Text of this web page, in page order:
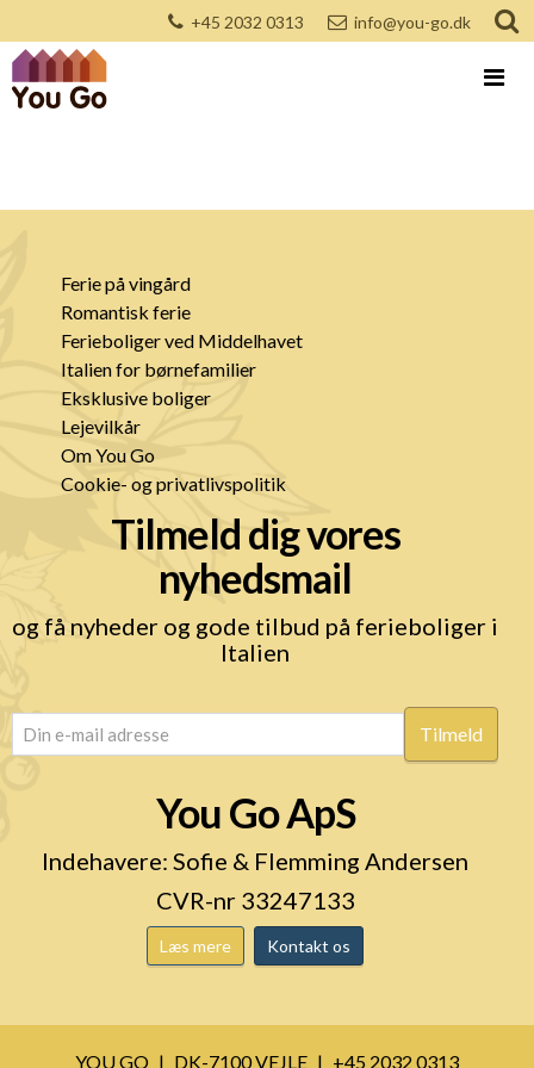
+45 2032 0313 info@you-go.dk
Ferie på vingård
Romantisk ferie
Ferieboliger ved Middelhavet
Italien for børnefamilier
Eksklusive boliger
Lejevilkår
Om You Go
Cookie- og privatlivspolitik
Tilmeld dig vores
nyhedsmail
og få nyheder og gode tilbud på ferieboliger i
Italien
(Påkrævet)
You Go ApS
Indehavere: Sofie & Flemming Andersen
CVR-nr 33247133
Læs mere Kontakt os
YOU GO DK-7100 VEJLE +45 2032 0313